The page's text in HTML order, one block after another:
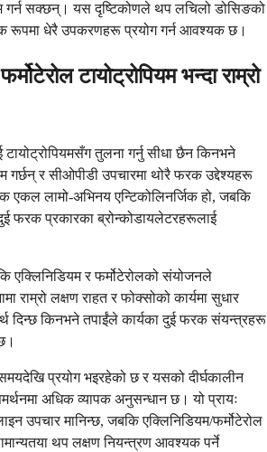
गर्न सक्छन्। यस दृष्टिकोणले थप लचिलो डोसिङको
रूपमा धेरै उपकरणहरू प्रयोग गर्न आवश्यक छ।
टायोट्रोपियम भन्दा राम्रो
टायोट्रोपियमसँग तुलना गर्नु सीधा छैन किनभने
र सीओपीडी उपचारमा थोरै फरक उद्देश्यहरू
एकल लामो-अभिनय एन्टिकोलिनर्जिक हो, जबकि
फरक प्रकारका ब्रोन्कोडायलेटरहरूलाई
एक्लिनिडियम र फर्मोटेरोलको संयोजनले
राम्रो लक्षण राहत र फोक्सोको कार्यमा सुधार
दिन्छ किनभने तपाईंले कार्यका दुई फरक संयन्त्रहरू
समयदेखि प्रयोग भइरहेको छ र यसको दीर्घकालीन
अधिक व्यापक अनुसन्धान छ। यो प्रायः
उपचार मानिन्छ, जबकि एक्लिनिडियम/फर्मोटेरोल
थप लक्षण नियन्त्रण आवश्यक पर्ने